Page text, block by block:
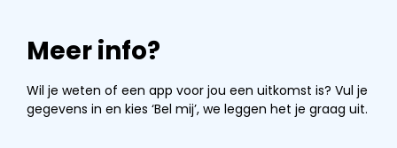
Meer info?
Wil je weten of een app voor jou een uitkomst is? Vul je
gegevens in en kies ‘Bel mij’, we leggen het je graag uit.